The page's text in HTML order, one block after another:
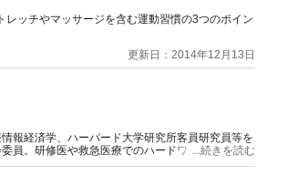
ッチやマッサージを含む運動習慣の3つのポイン
更新日：2014年12月13日
報経済学、ハーバード大学研究所客員研究員等を
員。研修医や救急医療でのハードワークで体を壊
します。
...続きを読む